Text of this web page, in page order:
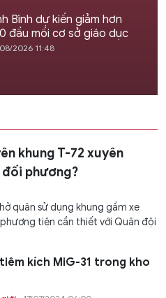
Bình dự kiến giảm hơn
đầu mối cơ sở giáo dục
2026 11:48
khung T-72 xuyên
phương?
quân sử dụng khung gầm xe
tiện cần thiết với Quân đội
kích MiG-31 trong kho